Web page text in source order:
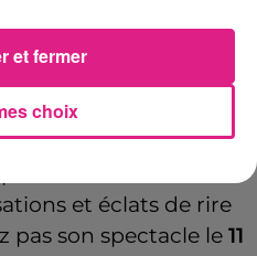
même"
la France. Avec son
talent pour
il promet un show
Anecdotes
et éclats de rire
pas son spectacle le 11
choix
et fermer